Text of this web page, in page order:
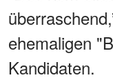
ehemaligen
Kandidaten.